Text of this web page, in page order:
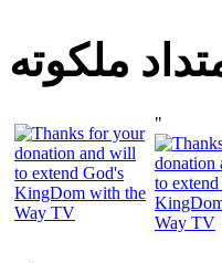
ملكوته
"